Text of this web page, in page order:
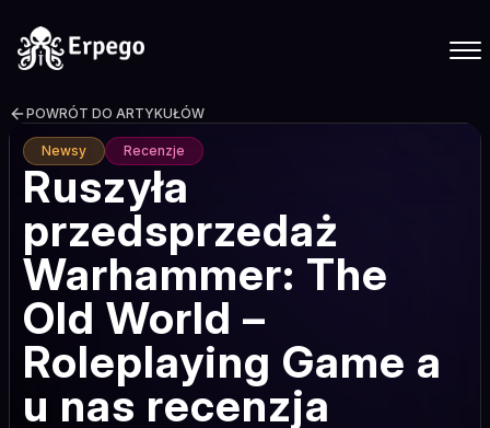
POWRÓT DO ARTYKUŁÓW
Newsy Recenzje
Ruszyła
przedsprzedaż
Warhammer: The
Old World –
Roleplaying Game a
u nas recenzja